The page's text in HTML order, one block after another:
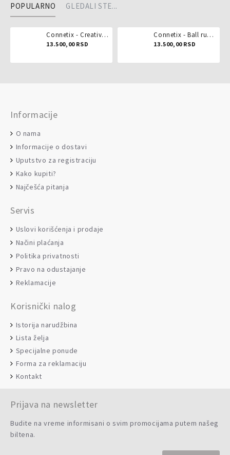
POPULARNO GLEDALI STE...
Connetix - Creative pack 102 dela
13.500,00 RSD
Connetix - Ball run pastel 106 delova
13.500,00 RSD
Informacije
O nama
Informacije o dostavi
Uputstvo za registraciju
Kako kupiti?
Najčešća pitanja
Servis
Uslovi korišćenja i prodaje
Načini plaćanja
Politika privatnosti
Pravo na odustajanje
Reklamacije
Korisnički nalog
Istorija narudžbina
Lista želja
Specijalne ponude
Forma za reklamaciju
Kontakt
Prijava na newsletter
Budite na vreme informisani o svim promocijama putem našeg
biltena.